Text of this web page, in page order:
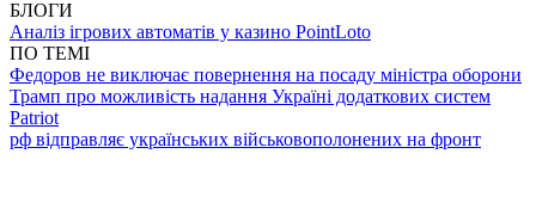
БЛОГИ
Аналіз ігрових автоматів у казино PointLoto
ПО ТЕМІ
Федоров не виключає повернення на посаду міністра оборони
Трамп про можливість надання Україні додаткових систем
Patriot
рф відправляє українських військовополонених на фронт